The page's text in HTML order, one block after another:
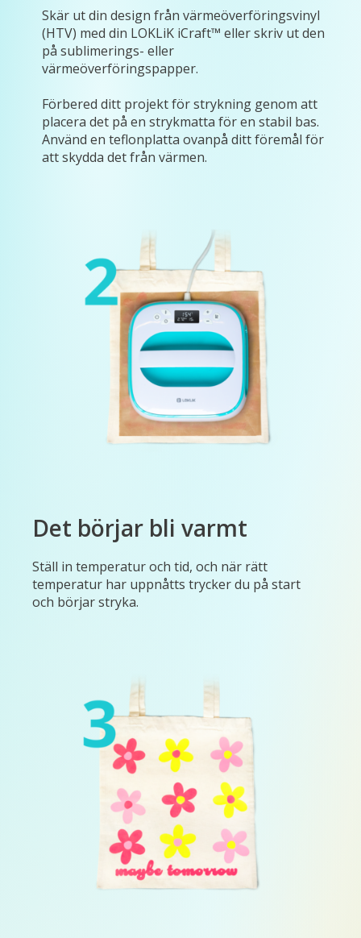
Skär ut din design från värmeöverföringsvinyl
(HTV) med din LOKLiK iCraft™ eller skriv ut den
på sublimerings- eller
värmeöverföringspapper.
Förbered ditt projekt för strykning genom att
placera det på en strykmatta för en stabil bas.
Använd en teflonplatta ovanpå ditt föremål för
att skydda det från värmen.
Det börjar bli varmt
Ställ in temperatur och tid, och när rätt
temperatur har uppnåtts trycker du på start
och börjar stryka.